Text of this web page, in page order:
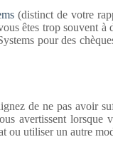
(distinct de votre
êtes trop souvent à
pour des
de ne pas avoir
avertissent lorsque
ou utiliser un autre